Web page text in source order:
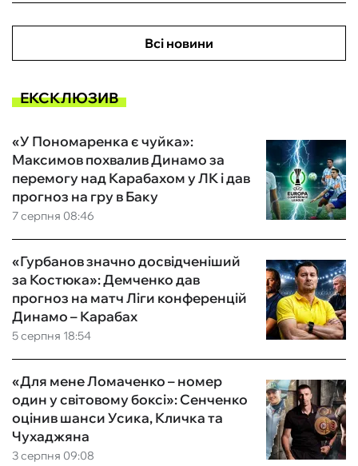
Всі новини
ЕКСКЛЮЗИВ
7 серпня 08:46
«У Пономаренка є чуйка»:
Максимов похвалив Динамо за
перемогу над Карабахом у ЛК і дав
прогноз на гру в Баку
5 серпня 18:54
«Гурбанов значно досвідченіший
за Костюка»: Демченко дав
прогноз на матч Ліги конференцій
Динамо – Карабах
3 серпня 09:08
«Для мене Ломаченко – номер
один у світовому боксі»: Сенченко
оцінив шанси Усика, Кличка та
Чухаджяна